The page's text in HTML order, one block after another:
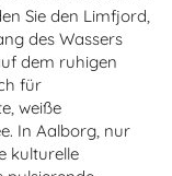
Sie den Limfjord,
des Wassers
dem ruhigen
für
weiße
In Aalborg, nur
kulturelle